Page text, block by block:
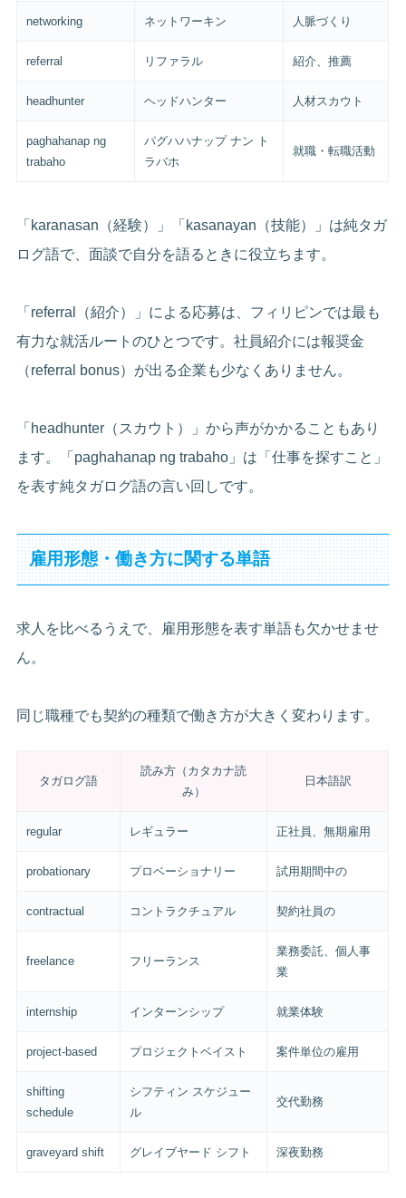
networking ネットワーキン 人脈づくり
referral リファラル 紹介、推薦
headhunter ヘッドハンター 人材スカウト
paghahanap ng
trabaho
パグハハナップ ナン ト
ラバホ
就職・転職活動
「karanasan（経験）」「kasanayan（技能）」は純タガ
ログ語で、面談で自分を語るときに役立ちます。
「referral（紹介）」による応募は、フィリピンでは最も
有力な就活ルートのひとつです。社員紹介には報奨金
（referral bonus）が出る企業も少なくありません。
「headhunter（スカウト）」から声がかかることもあり
ます。「paghahanap ng trabaho」は「仕事を探すこと」
を表す純タガログ語の言い回しです。
雇用形態・働き方に関する単語
求人を比べるうえで、雇用形態を表す単語も欠かせませ
ん。
同じ職種でも契約の種類で働き方が大きく変わります。
タガログ語
読み方（カタカナ読
み）
日本語訳
regular レギュラー 正社員、無期雇用
probationary プロベーショナリー 試用期間中の
contractual コントラクチュアル 契約社員の
freelance フリーランス
業務委託、個人事
業
internship インターンシップ 就業体験
project-based プロジェクトベイスト 案件単位の雇用
shifting
schedule
シフティン スケジュー
ル
交代勤務
graveyard shift グレイブヤード シフト 深夜勤務